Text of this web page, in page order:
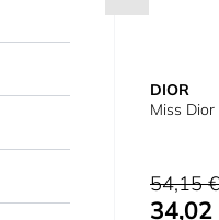
DIOR
Miss
Precio
54,15 €
Precio
34,02